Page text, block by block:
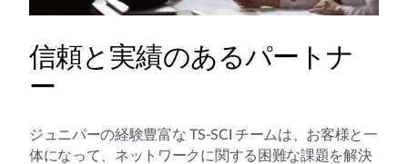
信頼と実績のあるパートナ
ー
ジュニパーの経験豊富な TS-SCI チームは、お客様と一
体になって、ネットワークに関する困難な課題を解決